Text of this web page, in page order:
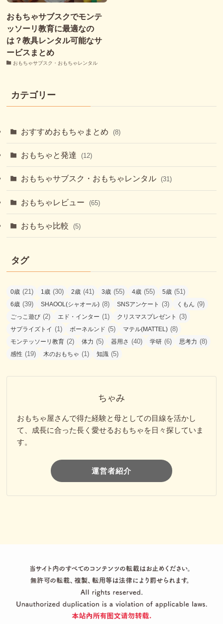
おもちゃサブスクでモンテ
ッソーリ教育に最適なの
は？教具レンタル可能なサ
ービスまとめ
おもちゃサブスク・おもちゃレンタル
カテゴリー
おすすめおもちゃまとめ (8)
おもちゃと発達 (12)
おもちゃサブスク・おもちゃレンタル (31)
おもちゃレビュー (65)
おもちゃ比較 (5)
タグ
0歳 (21) 1歳 (30) 2歳 (41) 3歳 (55) 4歳 (55) 5歳 (51)
6歳 (39) SHAOOL(シャオール) (8) SNSアンケート (3) くもん (9)
ごっこ遊び (2) エド・インター (1) クリスマスプレゼント (3)
サプライズトイ (1) ボーネルンド (5) マテル(MATTEL) (8)
モンテッソーリ教育 (2) 体力 (5) 器用さ (40) 学研 (6) 思考力 (8)
感性 (19) 木のおもちゃ (1) 知識 (5)
ちゃみ
おもちゃ屋さんで得た経験と母としての目線を活かし
て、成長に合った長く愛せるおもちゃを日々探していま
す。
運営者紹介